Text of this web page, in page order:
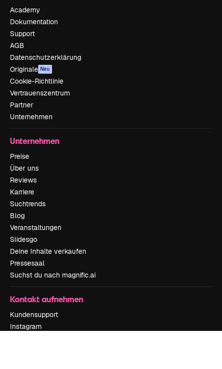
Academy
Dokumentation
Support
AGB
Datenschutzerklärung
Originale Neu
Cookie-Richtlinie
Vertrauenszentrum
Partner
Unternehmen
Unternehmen
Preise
Über uns
Reviews
Karriere
Suchtrends
Blog
Veranstaltungen
Slidesgo
Deine Inhalte verkaufen
Pressesaal
Suchst du nach magnific.ai
Kontakt aufnehmen
Kundensupport
Instagram